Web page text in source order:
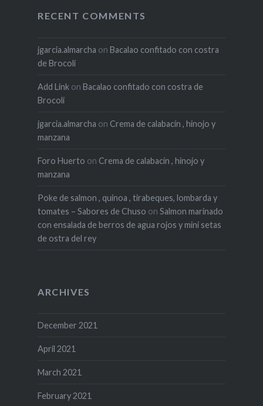
RECENT COMMENTS
jgarcia.almarcha on Bacalao confitado con costra
de Brocoli
Add Linkon Bacalao confitado con costra de
Brocoli
jgarcia.almarcha on Crema de calabacín , hinojo y
manzana
Foro Huerto on Crema de calabacín , hinojo y
manzana
Poke de salmon , quinoa , tirabeques, lombarda y
tomates – Sabores de Chuso on Salmon marinado
con ensalada de berros de agua rojos y mini setas
de ostra del rey
ARCHIVES
December 2021
April 2021
March 2021
February 2021